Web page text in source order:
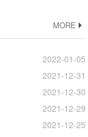
MORE
2022-01-05
2021-12-31
2021-12-30
2021-12-29
2021-12-25